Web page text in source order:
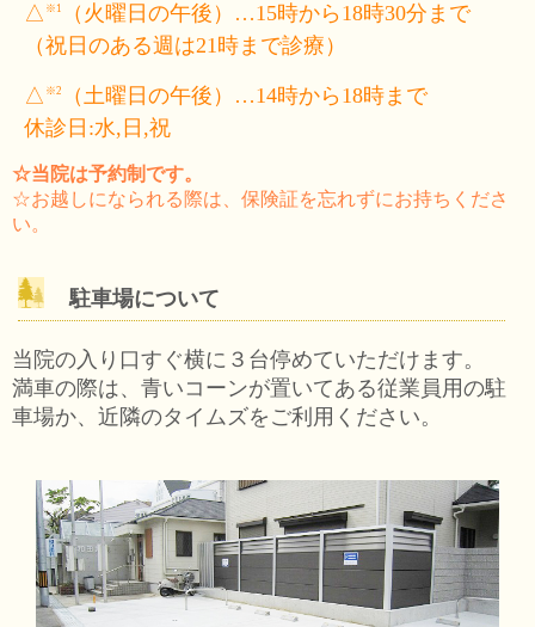
△ ※1
（火曜日の午後）…15時から18時30分まで
（祝日のある週は21時まで診療）
△ ※2
（土曜日の午後）…14時から18時まで
休診日:水,日,祝
☆当院は予約制です。
☆お越しになられる際は、保険証を忘れずにお持ちくださ
い。
駐車場について
当院の入り口すぐ横に３台停めていただけます。
満車の際は、青いコーンが置いてある従業員用の駐
車場か、近隣のタイムズをご利用ください。